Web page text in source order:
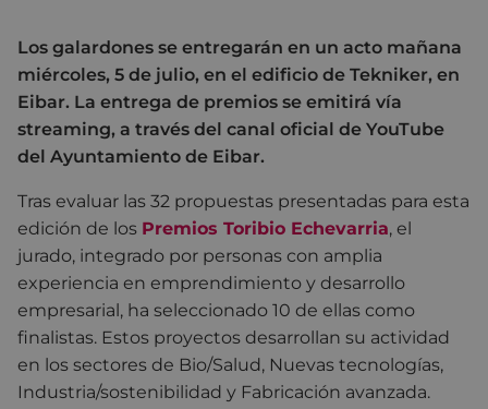
Los galardones se entregarán en un acto mañana
miércoles, 5 de julio, en el edificio de Tekniker, en
Eibar. La entrega de premios se emitirá vía
streaming, a través del canal oficial de YouTube
del Ayuntamiento de Eibar.
Tras evaluar las 32 propuestas presentadas para esta
edición de los Premios Toribio Echevarria, el
jurado, integrado por personas con amplia
experiencia en emprendimiento y desarrollo
empresarial, ha seleccionado 10 de ellas como
finalistas. Estos proyectos desarrollan su actividad
en los sectores de Bio/Salud, Nuevas tecnologías,
Industria/sostenibilidad y Fabricación avanzada.